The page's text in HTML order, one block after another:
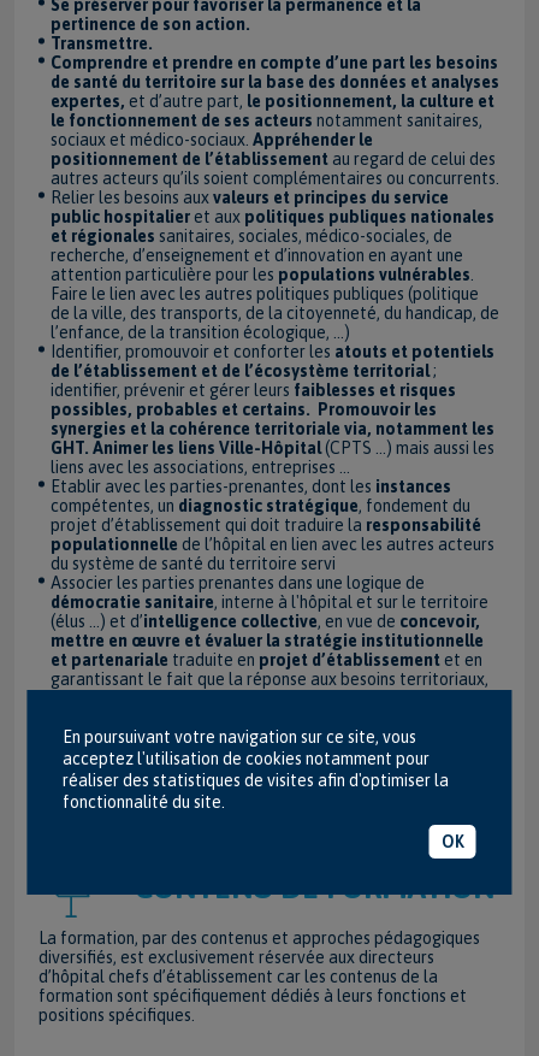
Se préserver pour favoriser la permanence et la
pertinence de son action.
Transmettre.
Comprendre et prendre en compte d’une part les besoins
de santé du territoire sur la base des données et analyses
expertes, et d’autre part, le positionnement, la culture et
le fonctionnement de ses acteurs notamment sanitaires,
sociaux et médico-sociaux. Appréhender le
positionnement de l’établissement au regard de celui des
autres acteurs qu’ils soient complémentaires ou concurrents.
Relier les besoins auxvaleurs et principes du service
public hospitalier et aux politiques publiques nationales
et régionales sanitaires, sociales, médico-sociales, de
recherche, d’enseignement et d’innovation en ayant une
attention particulière pour les populations vulnérables
Faire le lien avec les autres politiques publiques (politique
de la ville, des transports, de la citoyenneté, du handicap, de
l’enfance, de la transition écologique, …)
Identifier, promouvoir et conforter les atouts et potentiels
de l’établissement et de l’écosystème territorial;
identifier, prévenir et gérer leurs faiblesses et risques
possibles, probables et certains. Promouvoir les
synergies et la cohérence territoriale via, notamment les
GHT. Animer les liens Ville-Hôpital(CPTS …) mais aussi les
liens avec les associations, entreprises …
Etablir avec les parties-prenantes, dont les instances
compétentes, un diagnostic stratégique, fondement du
projet d’établissement qui doit traduire la responsabilité
populationnelle de l’hôpital en lien avec les autres acteurs
du système de santé du territoire servi
Associer les parties prenantes dans une logique de
démocratie sanitaire, interne à l'hôpital et sur le territoire
(élus …) et d’intelligence collective, en vue de concevoir,
mettre en œuvre et évaluer la stratégie institutionnelle
et partenariale traduite en projet d’établissement et en
garantissant le fait que la réponse aux besoins territoriaux,
Décideren dépassant lesinjonctions contradictoires et
rapports de forceset conduire les changements
nécessairesaprès prise en compte des effets directs et
indirects des décisions prises.
CONTENU DE FORMATION
La formation, par des contenus et approches pédagogiques
diversifiés, est exclusivement réservée aux directeurs
d’hôpital chefs d’établissement car les contenus de la
formation sont spécifiquement dédiés à leurs fonctions et
positions spécifiques.
En poursuivant votre navigation sur ce site, vous
acceptez l'utilisation de cookies notamment pour
réaliser des statistiques de visites afin d'optimiser la
fonctionnalité du site.
OK